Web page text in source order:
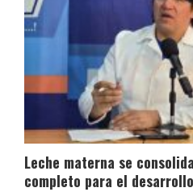
Leche materna se
completo para el